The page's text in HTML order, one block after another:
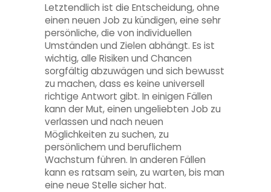
Letztendlich ist die Entscheidung, ohne
einen neuen Job zu kündigen, eine sehr
persönliche, die von individuellen
Umständen und Zielen abhängt. Es ist
wichtig, alle Risiken und Chancen
sorgfältig abzuwägen und sich bewusst
zu machen, dass es keine universell
richtige Antwort gibt. In einigen Fällen
kann der Mut, einen ungeliebten Job zu
verlassen und nach neuen
Möglichkeiten zu suchen, zu
persönlichem und beruflichem
Wachstum führen. In anderen Fällen
kann es ratsam sein, zu warten, bis man
eine neue Stelle sicher hat.